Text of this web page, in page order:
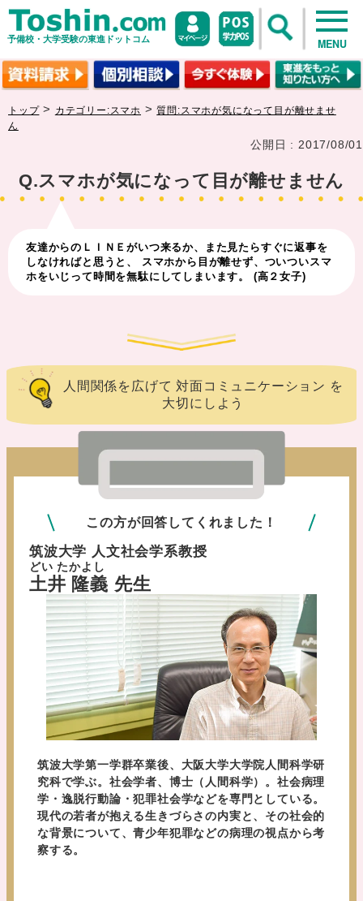
予備校・大学受験の東進ドットコム MENU
トップ> カテゴリー:スマホ >質問:スマホが気になって目が離せませ
ん
公開日 : 2017/08/01
Q.スマホが気になって目が離せません
友達からのＬＩＮＥがいつ来るか、また見たらすぐに返事を
しなければと思うと、 スマホから目が離せず、ついついスマ
ホをいじって時間を無駄にしてしまいます。 (高２女子)
人間関係を広げて 対面コミュニケーション を
大切にしよう
この方が回答してくれました！
筑波大学 人文社会学系教授
どい たかよし
土井 隆義 先生
筑波大学第一学群卒業後、大阪大学大学院人間科学研
究科で学ぶ。社会学者、博士（人間科学）。社会病理
学・逸脱行動論・犯罪社会学などを専門としている。
現代の若者が抱える生きづらさの内実と、その社会的
な背景について、青少年犯罪などの病理の視点から考
察する。